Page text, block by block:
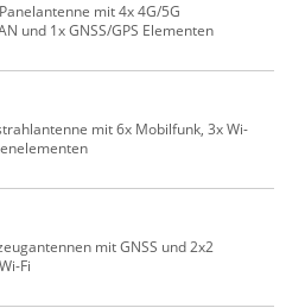
& WLAN
/ Kommunikation
mit 4x 4G/5G
und 1x GNSS/GPS Elementen
mit 6x Mobilfunk, 3x Wi-
mit GNSS und 2x2
Fi